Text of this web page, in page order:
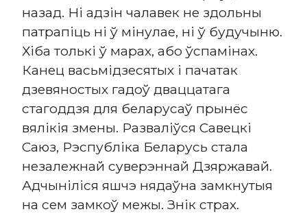
назад. Ні адзін чалавек не здольны
патрапіць ні ў мінулае, ні ў будучыню.
Хіба толькі ў марах, або ўспамінах.
Канец васьмідзесятых і пачатак
дзевяностых гадоў дваццатага
стагоддзя для беларусаў прынёс
вялікія змены. Разваліўся Савецкі
Саюз, Рэспубліка Беларусь стала
незалежнай суверэннай Дзяржавай.
Адчыніліся яшчэ нядаўна замкнутыя
на сем замкоў межы. Знік страх.